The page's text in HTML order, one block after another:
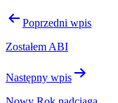
Nawigacja
Poprzedni wpis
Zostałem ABI
Następny wpis